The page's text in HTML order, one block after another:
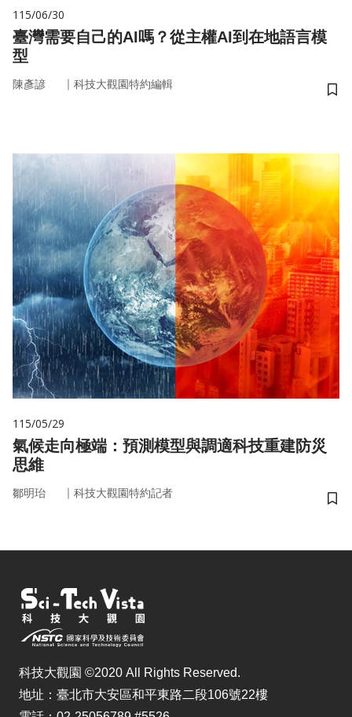
115/06/30
臺灣需要自己的AI嗎？從主權AI到在地語言模
型
陳彥諺 ｜ 科技大觀園特約編輯
儲
115/05/29
氣候走向極端：預測模型與調適科技重建防災
思維
鄒明珆 ｜ 科技大觀園特約記者
儲
科技大觀園 ©2020 All Rights Reserved.
地址：臺北市大安區和平東路二段106號22樓